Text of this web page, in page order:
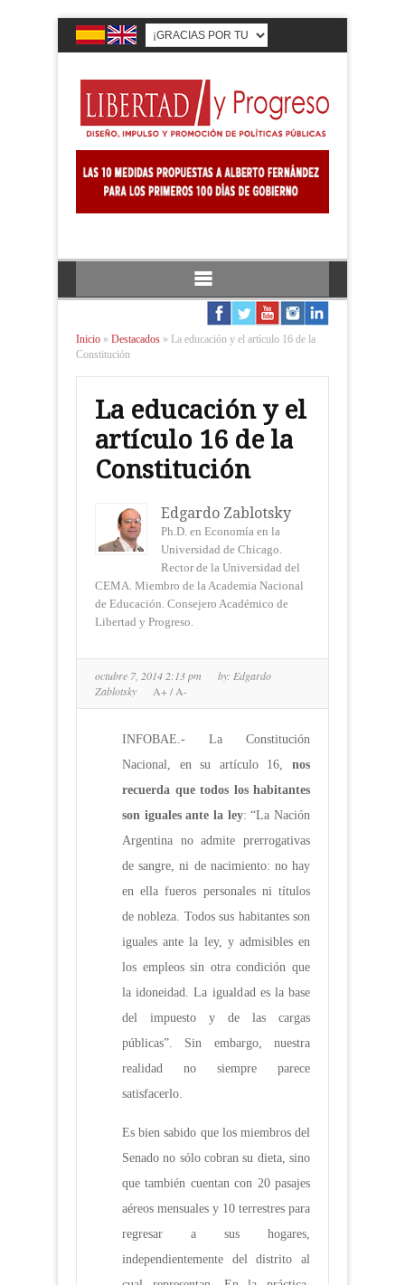
Inicio » Destacados » La educación y el artículo 16 de la
Constitución
La educación y el
artículo 16 de la
Constitución
Edgardo Zablotsky
Ph.D. en Economía en la
Universidad de Chicago.
Rector de la Universidad del
CEMA. Miembro de la Academia Nacional
de Educación. Consejero Académico de
Libertad y Progreso.
octubre 7, 2014 2:13 pm by: Edgardo
Zablotsky
A+/A-
INFOBAE.- La Constitución
Nacional, en su artículo 16, nos
recuerda que todos los habitantes
son iguales ante la ley: “La Nación
Argentina no admite prerrogativas
de sangre, ni de nacimiento: no hay
en ella fueros personales ni títulos
de nobleza. Todos sus habitantes son
iguales ante la ley, y admisibles en
los empleos sin otra condición que
la idoneidad. La igualdad es la base
del impuesto y de las cargas
públicas”. Sin embargo, nuestra
realidad no siempre parece
satisfacerlo.
Es bien sabido que los miembros del
Senado no sólo cobran su dieta, sino
que también cuentan con 20 pasajes
aéreos mensuales y 10 terrestres para
regresar a sus hogares,
independientemente del distrito al